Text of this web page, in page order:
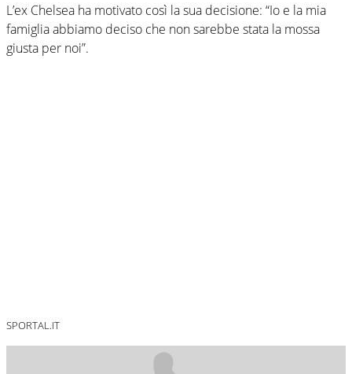
L’ex Chelsea ha motivato così la sua decisione: “Io e la mia
famiglia abbiamo deciso che non sarebbe stata la mossa
giusta per noi”.
SPORTAL.IT